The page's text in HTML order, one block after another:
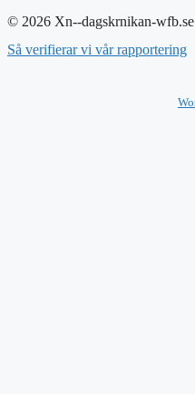
© 2026 Xn--dagskrnikan-
Så verifierar vi vår rapportering